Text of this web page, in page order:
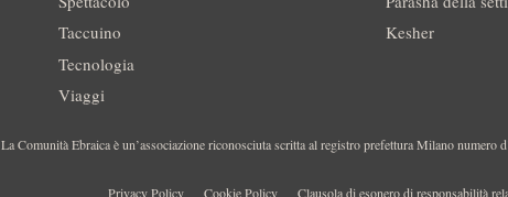
Taccuino
Tecnologia
Viaggi
Kesher
La Comunità Ebraica è un’associazione riconosciuta scritta al registro prefettura Milano numero
Privacy Policy Cookie Policy Clausola di esonero di responsabilità